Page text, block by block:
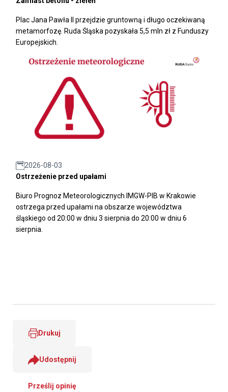
Plac Jana Pawła II przejdzie gruntowną i długo oczekiwaną
metamorfozę. Ruda Śląska pozyskała 5,5 mln zł z Funduszy
Europejskich.
2026-08-03
Ostrzeżenie przed upałami
Biuro Prognoz Meteorologicznych IMGW-PIB w Krakowie
ostrzega przed upałami na obszarze województwa
śląskiego od 20:00 w dniu 3 sierpnia do 20:00 w dniu 6
sierpnia.
Drukuj
Udostępnij
Prześlij opinię